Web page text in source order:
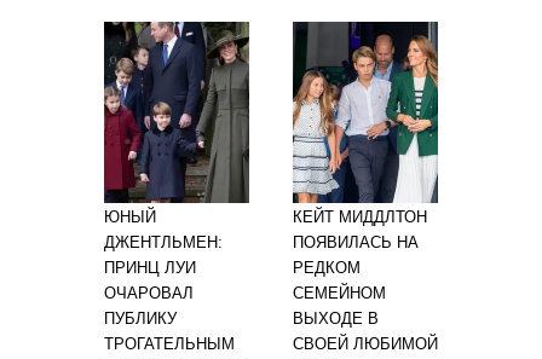
ЮНЫЙ
ДЖЕНТЛЬМЕН:
ПРИНЦ ЛУИ
ОЧАРОВАЛ
ПУБЛИКУ
ТРОГАТЕЛЬНЫМ
КЕЙТ МИДДЛТОН
ПОЯВИЛАСЬ НА
РЕДКОМ
СЕМЕЙНОМ
ВЫХОДЕ В
СВОЕЙ ЛЮБИМОЙ